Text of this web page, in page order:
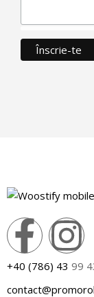
+40 (786) 43 99